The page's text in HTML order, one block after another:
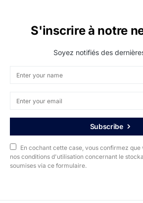
S'inscrire à notre
Soyez notifiés des
Subscribe
En cochant cette case, vous confirmez
nos conditions d'utilisation concernant le
soumises via ce formulaire.